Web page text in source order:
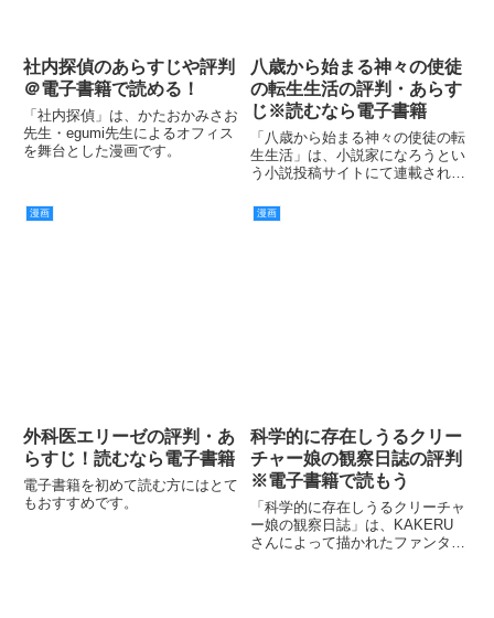
社内探偵のあらすじや評判
＠電子書籍で読める！
「社内探偵」は、かたおかみさお
先生・egumi先生によるオフィス
を舞台とした漫画です。
八歳から始まる神々の使徒
の転生生活の評判・あらす
じ※読むなら電子書籍
「八歳から始まる神々の使徒の転
生生活」は、小説家になろうとい
う小説投稿サイトにて連載されて
す。
漫画
外科医エリーゼの評判・あ
らすじ！読むなら電子書籍
電子書籍を初めて読む方にはとて
もおすすめです。
漫画
科学的に存在しうるクリー
チャー娘の観察日誌の評判
※電子書籍で読もう
「科学的に存在しうるクリーチャ
ー娘の観察日誌」は、KAKERU
さんによって描かれたファンタジ